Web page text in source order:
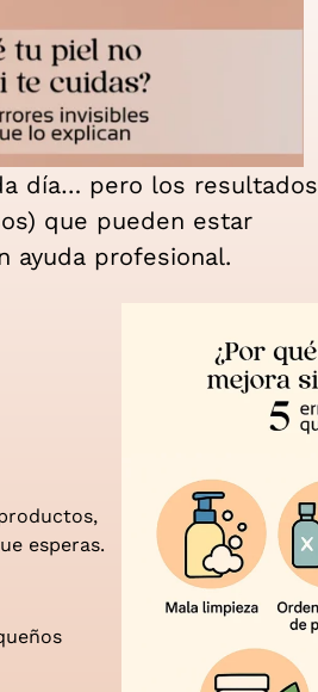
día… pero los resultados
que pueden estar
ayuda profesional.
esperas.